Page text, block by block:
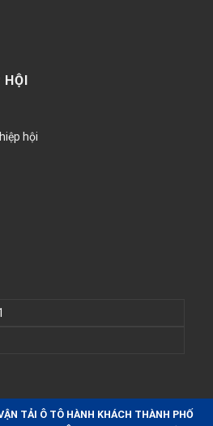
HỘI
hội
TẢI Ô TÔ HÀNH KHÁCH THÀNH PHỐ